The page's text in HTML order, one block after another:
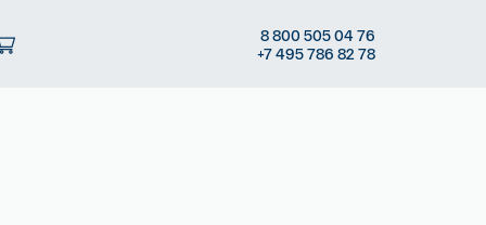
8800 50504 76
+7495 786 82 78